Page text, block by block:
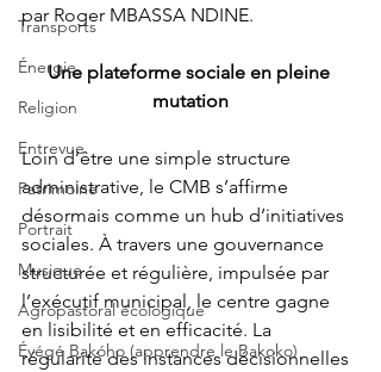
Transports
Énergie
Religion
Entrevue
Patrimoine
Portrait
Musique
Agropastoral écologique
Éyégé Bakóho (apprendre le Bakoko)
par Roger MBASSA NDINE.
Une plateforme sociale en pleine
mutation
Loin d’être une simple structure
administrative, le CMB s’affirme
désormais comme un hub d’initiatives
sociales. À travers une gouvernance
structurée et régulière, impulsée par
l’exécutif municipal, le centre gagne
en lisibilité et en efficacité. La
régularité des instances décisionnelles